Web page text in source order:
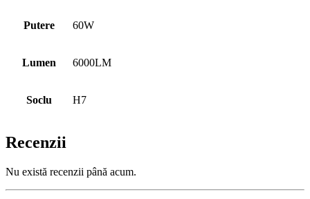
Putere 60W
Lumen 6000LM
Soclu H7
Recenzii
Nu există recenzii până acum.